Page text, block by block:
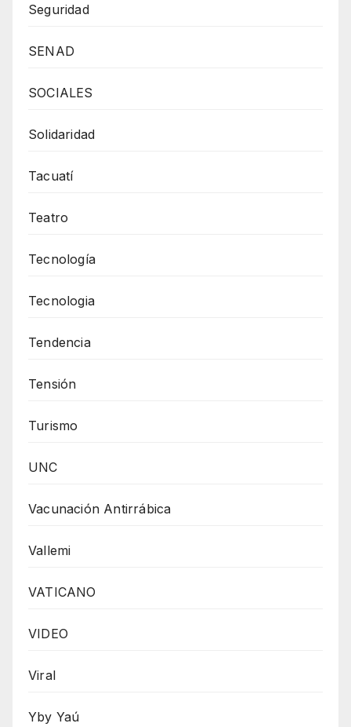
Seguridad
SENAD
SOCIALES
Solidaridad
Tacuatí
Teatro
Tecnología
Tecnologia
Tendencia
Tensión
Turismo
UNC
Vacunación Antirrábica
Vallemi
VATICANO
VIDEO
Viral
Yby Yaú